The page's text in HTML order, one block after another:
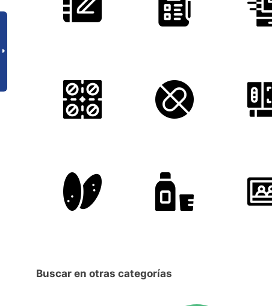
Buscar en otras categorías